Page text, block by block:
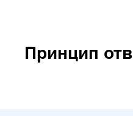
Принцип